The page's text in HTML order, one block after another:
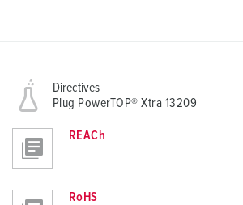
Directives
Plug PowerTOP® Xtra 13209
REACh
RoHS